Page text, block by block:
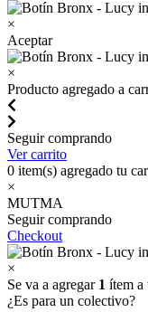
×
Aceptar
×
Producto agregado a
Seguir comprando
Ver carrito
0 item(s) agregado tu
×
MUTMA
Seguir comprando
Checkout
×
Se va a agregar 1 ítem a
¿Es para un colectivo?